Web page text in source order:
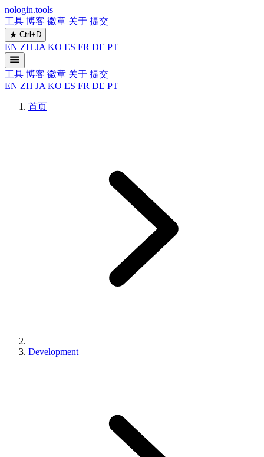
nologin.tools
工具 博客 徽章 关于 提交
★ Ctrl+D
EN ZH JA KO ES FR DE PT
工具 博客 徽章 关于 提交
EN ZH JA KO ES FR DE PT
首页
Development